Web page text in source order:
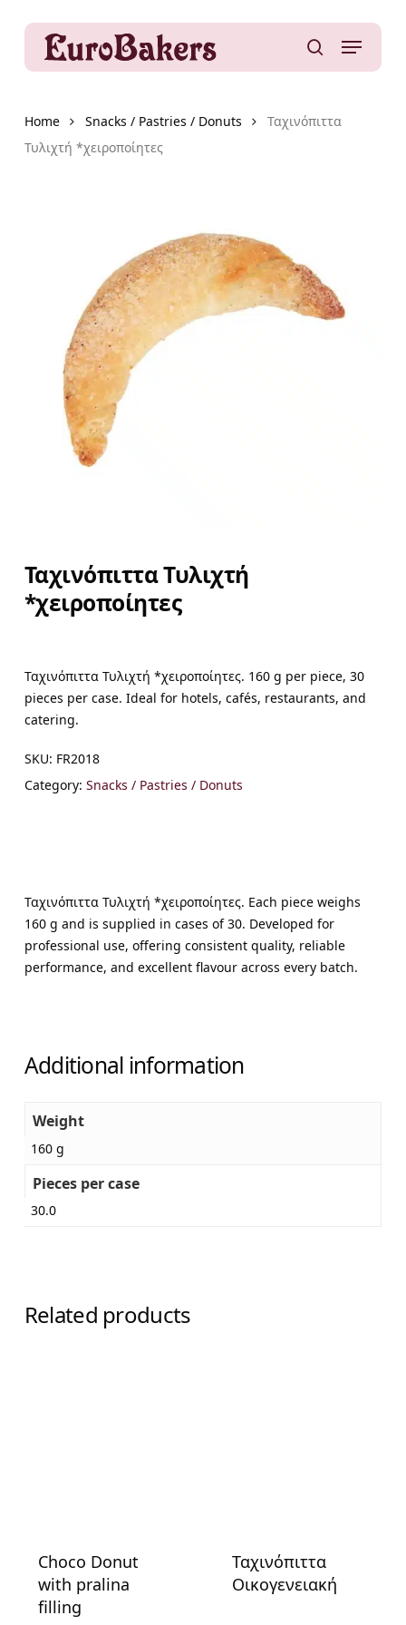
content
Menu
Home Snacks / Pastries / Donuts
Ταχινόπιττα
Τυλιχτή *χειροποίητες
Ταχινόπιττα Τυλιχτή
*χειροποίητες
Ταχινόπιττα Τυλιχτή *χειροποίητες. 160 g per piece, 30
pieces per case. Ideal for hotels, cafés, restaurants, and
catering.
SKU: FR2018
Category: Snacks / Pastries / Donuts
Ταχινόπιττα Τυλιχτή *χειροποίητες. Each piece weighs
160 g and is supplied in cases of 30. Developed for
professional use, offering consistent quality, reliable
performance, and excellent flavour across every batch.
Additional information
Weight
160 g
Pieces per case
30.0
Related products
Choco Donut
with pralina
filling
Ταχινόπιττα
Οικογενειακή